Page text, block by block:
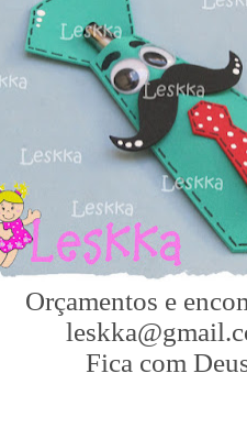
Orçamentos e
Fica com